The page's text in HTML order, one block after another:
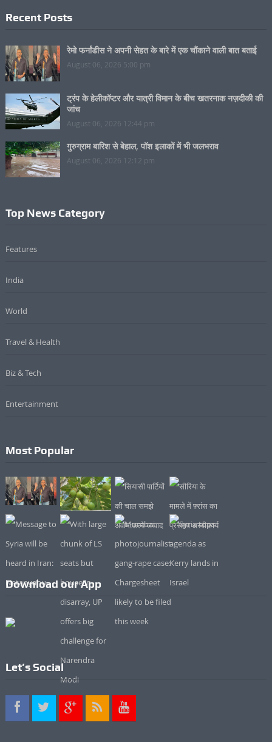
Recent Posts
रेमो फर्नांडीस ने अपनी सेहत के बारे में एक चौंकाने वाली बात बताई
August 06, 2026 5:00 pm
ट्रंप के हेलीकॉप्टर और यात्री विमान के बीच खतरनाक नज़दीकी की
जांच
August 06, 2026 12:44 pm
गुरुग्राम बारिश से बेहाल, पॉश इलाकों में भी जलभराव
August 06, 2026 12:12 pm
Top News Category
Features
India
World
Travel & Health
Biz & Tech
Entertainment
Most Popular
Download our App
Let’s Social